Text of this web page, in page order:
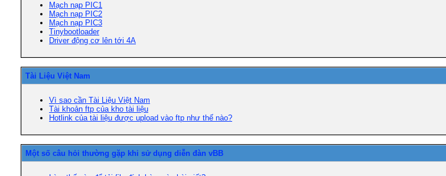
Mạch nạp PIC1
Mạch nạp PIC2
Mạch nạp PIC3
Tinybootloader
Driver động cơ lên tới 4A
Tài Liệu Việt Nam
Vì sao cần Tài Liệu Việt Nam
Tài khoản ftp của kho tài liệu
Hotlink của tài liệu được upload vào ftp như thế nào?
Một số câu hỏi thường gặp khi sử dụng diễn đàn vBB